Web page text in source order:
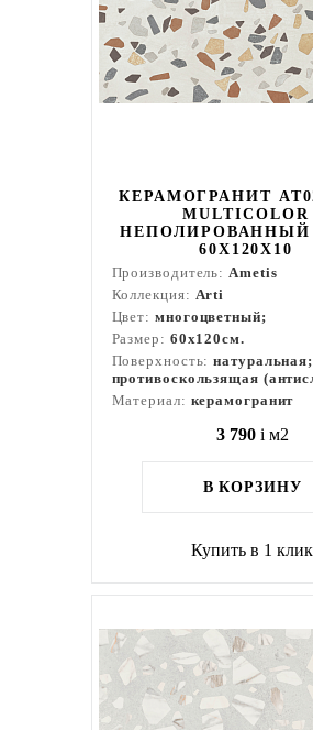
КЕРАМОГРАНИТ
MULTICOLOR
НЕПОЛИРОВАННЫЙ
60X120X10
Производитель:Ametis
Коллекция: Arti
Цвет: многоцветный;
Размер: 60x120см.
Поверхность:натуральная;
противоскользящая
Материал: керамогранит
3 790 i м2
В КОРЗИНУ
Купить в 1 клик